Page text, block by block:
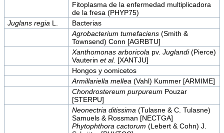
Fitoplasma de la enfermedad multiplicadora
de la fresa (PHYP75)
Juglans regia L.
Bacterias
Agrobacterium tumefaciens(Smith &
Townsend) Conn [AGRBTU]
Xanthomonas arboricola pv. Juglandi(Pierce)
Vauterin et al. [XANTJU]
Hongos y oomicetos
Armillariella mellea (Vahl) Kummer [ARMIME]
Chondrostereum purpureum Pouzar
[STERPU]
Neonectria ditissima (Tulasne & C. Tulasne)
Samuels & Rossman [NECTGA]
Phytophthora cactorum (Lebert & Cohn) J.